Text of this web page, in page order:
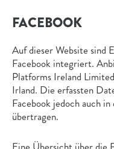
FACEBOOK
Auf dieser Website sind
Facebook integriert.
Platforms Ireland
Irland. Die erfassten
Facebook jedoch auch
übertragen.